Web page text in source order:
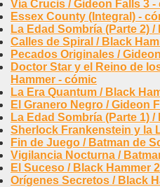
Vía Crucis / Gideon Falls 3 -
Essex County (Integral) -
La Edad Sombría (Parte 2)
Calles de Spiral / Black
Pecados Originales /
Doctor Star y el Reino de
Hammer - cómic
La Era Quantum / Black
El Granero Negro / Gideon
La Edad Sombría (Parte 1)
Sherlock Frankenstein y la
Fin de Juego / Batman de
Vigilancia Nocturna /
El Suceso / Black Hammer
Orígenes Secretos / Black